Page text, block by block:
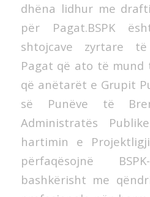
dhëna lidhur me
për Pagat.BSPK
shtojcave zyrtare
Pagat që ato të mund
që anëtarët e Grupit
së Punëve të
Administratës
hartimin e
përfaqësojnë
bashkërisht me